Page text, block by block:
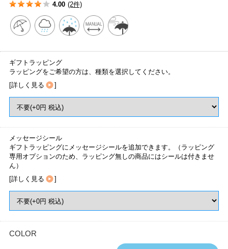
4.00 (2件)
ギフトラッピング
ラッピングをご希望の方は、種類を選択してください。
[詳しく見る ]
メッセージシール
ギフトラッピングにメッセージシールを追加できます。（ラッピング
専用オプションのため、ラッピング無しの商品にはシールは付きませ
ん）
[詳しく見る ]
COLOR